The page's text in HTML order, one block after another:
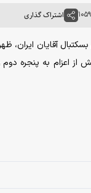
اشتراک گذاری